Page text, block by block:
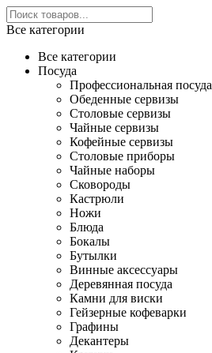
Все категории
Все категории
Посуда
Профессиональная посуда
Обеденные сервизы
Столовые сервизы
Чайные сервизы
Кофейные сервизы
Столовые приборы
Чайные наборы
Сковороды
Кастрюли
Ножи
Блюда
Бокалы
Бутылки
Винные аксессуары
Деревянная посуда
Камни для виски
Гейзерные кофеварки
Графины
Декантеры